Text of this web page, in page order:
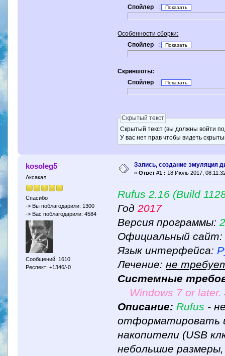
Спойлер :
Особенности сборки:
Спойлер
:
Скриншоты:
Спойлер
:
Скрытый текст
Скрытый текст (вы должны войти
У вас нет прав чтобы видеть
kosoleg5
Аксакал
Спасибо
-> Вы поблагодарили: 1300
-> Вас поблагодарили: 4584
Сообщений: 1610
Респект: +1346/-0
Запись, создание эмуляция
« Ответ #1 : 18 Июль 2017,
Rufus 2.16 (Build
Год2017
Версия программы:
Официальный
Язык интерфейса:
Лечение:не
Системные
Windows 7 or later.
Описание:Rufus -
отформатировать
накопители (USB
небольшие